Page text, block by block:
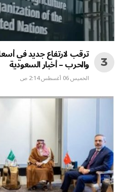
ترقب لارتفاع جديد في
والحرب – أخبار السعودية
الخميس 06 أغسطس 2:14 ص